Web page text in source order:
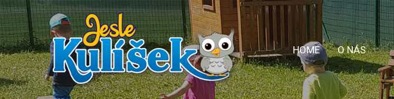
HOME O NÁS